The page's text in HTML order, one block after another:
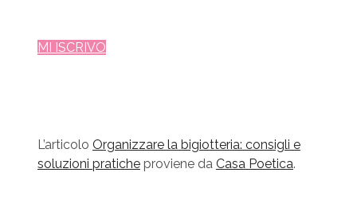
MI ISCRIVO
L’articolo Organizzare la bigiotteria: consigli e
soluzioni praticheproviene da Casa Poetica.